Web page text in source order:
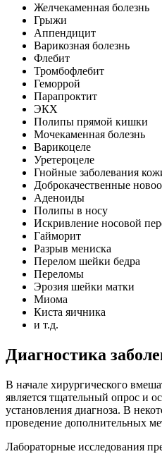
Желчекаменная болезнь
Грыжи
Аппендицит
Варикозная болезнь
Флебит
Тромбофлебит
Геморрой
Парапроктит
ЭКХ
Полипы прямой кишки
Мочекаменная болезнь
Варикоцеле
Уретероцеле
Гнойные заболевания
Доброкачественные
Аденоиды
Полипы в носу
Искривление носовой
Гайморит
Разрыв мениска
Перелом шейки бедра
Переломы
Эрозия шейки матки
Миома
Киста яичника
и т.д.
Диагностика
В начале хирургического
является тщательный опрос и
установления диагноза. В
проведение дополнительных
Лабораторные исследования